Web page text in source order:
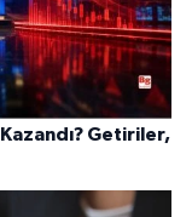
Getiriler,